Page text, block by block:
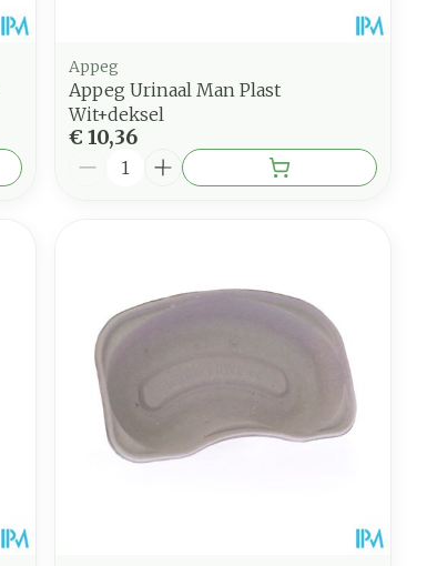
Appeg
Appeg Urinaal Man Plast
Wit+deksel
€ 10,36
Aantal